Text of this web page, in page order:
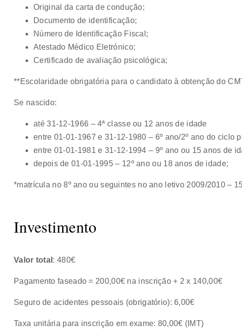
Original da carta de condução;
Documento de identificação;
Número de Identificação Fiscal;
Atestado Médico Eletrónico;
Certificado de avaliação psicológica;
**Escolaridade obrigatória para o candidato à obtenção do
Se nascido:
até 31-12-1966 – 4ª classe ou 12 anos de idade
entre 01-01-1967 e 31-12-1980 – 6º ano/2º ano do ciclo
entre 01-01-1981 e 31-12-1994 – 9º ano ou 15 anos de
depois de 01-01-1995 – 12º ano ou 18 anos de idade;
*matrícula no 8º ano ou seguintes no ano letivo 2009/2010 –
Investimento
Valor total : 480€
Pagamento faseado = 200,00€ na inscrição + 2 x 140,00€
Seguro de acidentes pessoais (obrigatório): 6,00€
Taxa unitária para inscrição em exame: 80,00€ (IMT)